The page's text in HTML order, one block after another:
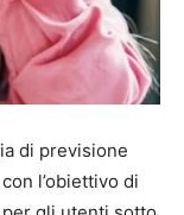
di previsione
l’obiettivo di